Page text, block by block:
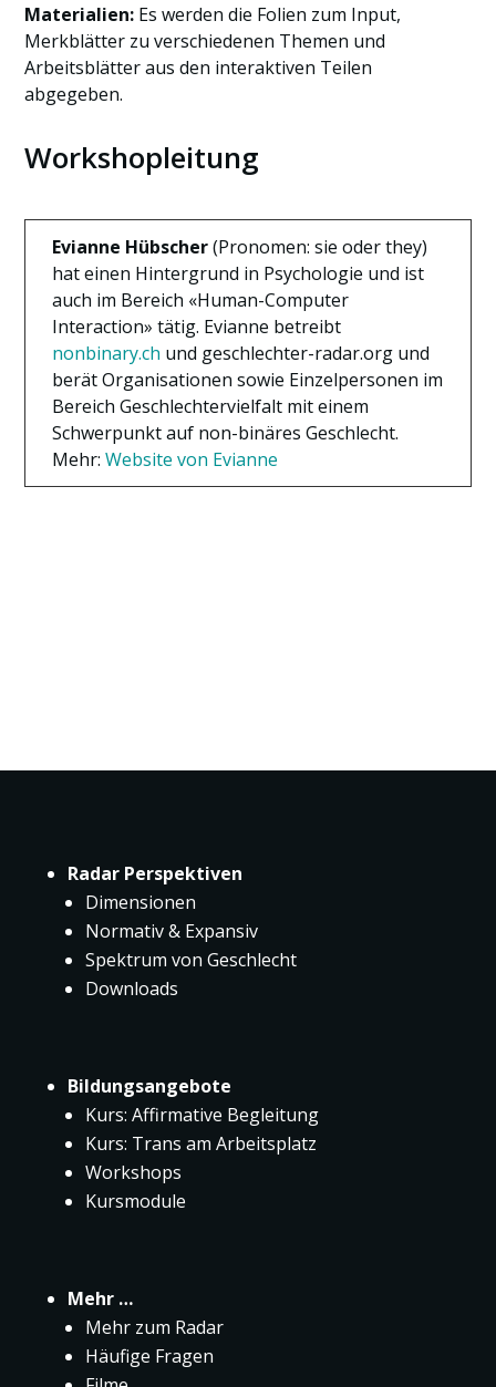
Materialien: Es werden die Folien zum Input,
Merkblätter zu verschiedenen Themen und
Arbeitsblätter aus den interaktiven Teilen
abgegeben.
Workshopleitung
Evianne Hübscher(Pronomen: sie oder they)
hat einen Hintergrund in Psychologie und ist
auch im Bereich «Human-Computer
Interaction» tätig. Evianne betreibt
nonbinary.ch und geschlechter-radar.org und
berät Organisationen sowie Einzelpersonen im
Bereich Geschlechtervielfalt mit einem
Schwerpunkt auf non-binäres Geschlecht.
Mehr:Website von Evianne
Radar Perspektiven
Dimensionen
Normativ & Expansiv
Spektrum von Geschlecht
Downloads
Bildungsangebote
Kurs: Affirmative Begleitung
Kurs: Trans am Arbeitsplatz
Workshops
Kursmodule
Mehr …
Mehr zum Radar
Häufige Fragen